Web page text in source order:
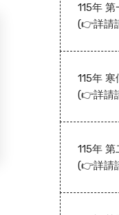
115年
(👉詳請
115年
(👉詳請
115年
(👉詳請